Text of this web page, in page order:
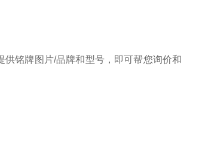
铭牌图片/品牌和型号，即可帮您询价和